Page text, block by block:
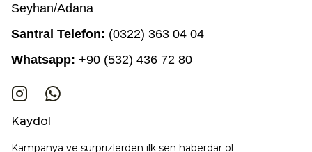
Seyhan/Adana
Santral Telefon: (0322) 363 04 04
Whatsapp: +90 (532) 436 72 80
Kaydol
Kampanya ve sürprizlerden ilk sen haberdar ol